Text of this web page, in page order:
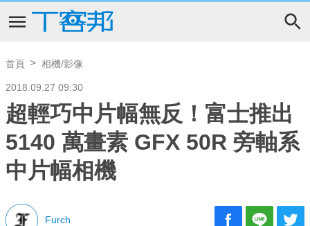
首頁 相機/影像
2018.09.27 09:30
超輕巧中片幅無反！富士推出
5140 萬畫素 GFX 50R 旁軸系
中片幅相機
Furch